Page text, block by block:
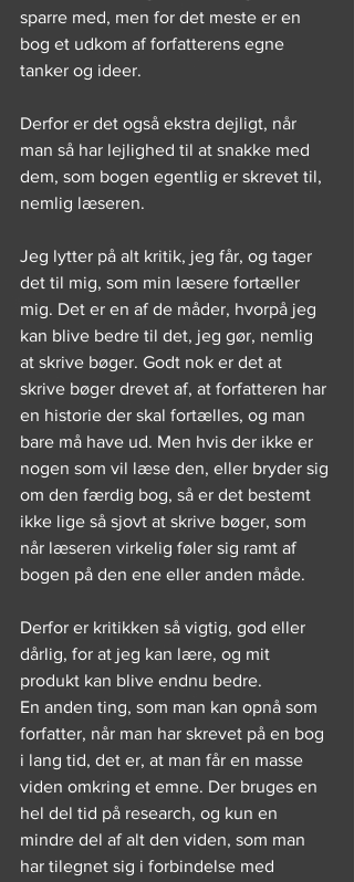
sparre med, men for det meste er en
bog et udkom af forfatterens egne
tanker og ideer.
Derfor er det også ekstra dejligt, når
man så har lejlighed til at snakke med
dem, som bogen egentlig er skrevet til,
nemlig læseren.
Jeg lytter på alt kritik, jeg får, og tager
det til mig, som min læsere fortæller
mig. Det er en af de måder, hvorpå jeg
kan blive bedre til det, jeg gør, nemlig
at skrive bøger. Godt nok er det at
skrive bøger drevet af, at forfatteren har
en historie der skal fortælles, og man
bare må have ud. Men hvis der ikke er
nogen som vil læse den, eller bryder sig
om den færdig bog, så er det bestemt
ikke lige så sjovt at skrive bøger, som
når læseren virkelig føler sig ramt af
bogen på den ene eller anden måde.
Derfor er kritikken så vigtig, god eller
dårlig, for at jeg kan lære, og mit
produkt kan blive endnu bedre.
En anden ting, som man kan opnå som
forfatter, når man har skrevet på en bog
i lang tid, det er, at man får en masse
viden omkring et emne. Der bruges en
hel del tid på research, og kun en
mindre del af alt den viden, som man
har tilegnet sig i forbindelse med